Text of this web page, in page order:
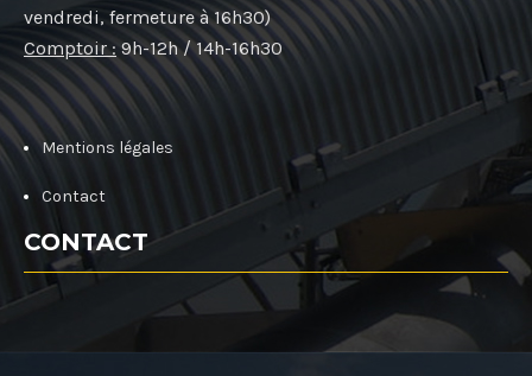
vendredi, fermeture à 16h30)
Comptoir : 9h-12h / 14h-16h30
Mentions légales
Contact
CONTACT